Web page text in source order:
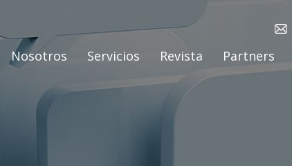
Nosotros Servicios Revista Partners